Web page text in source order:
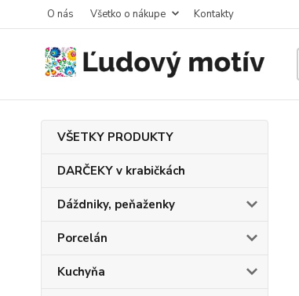
O nás Všetko o nákupe Kontakty
VŠETKY PRODUKTY
DARČEKY v krabičkách
Dáždniky, peňaženky
Porcelán
Kuchyňa